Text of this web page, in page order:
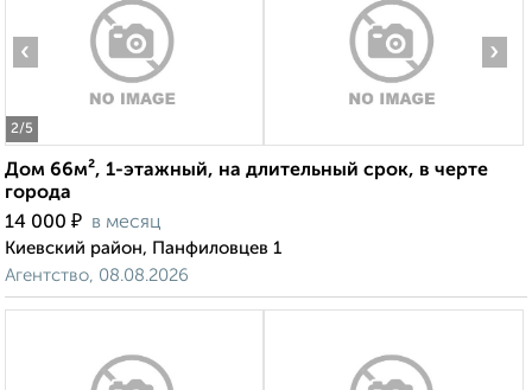
2/5
‹ ›
Дом 66м², 1-этажный, на длительный срок, в черте
города
14 000 ₽ в месяц
Киевский район, Панфиловцев 1
Агентство, 08.08.2026